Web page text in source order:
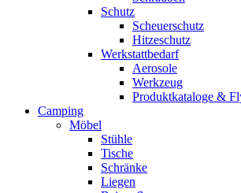
Schutz
Scheuerschutz
Hitzeschutz
Werkstattbedarf
Aerosole
Werkzeug
Produktkataloge &
Camping
Möbel
Stühle
Tische
Schränke
Liegen